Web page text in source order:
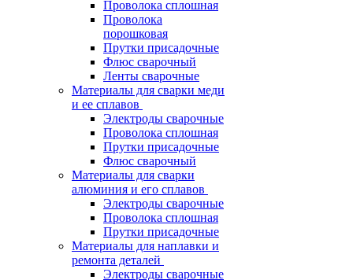
Проволока сплошная
Проволока
порошковая
Прутки присадочные
Флюс сварочный
Ленты сварочные
Материалы для сварки меди
и ее сплавов
Электроды сварочные
Проволока сплошная
Прутки присадочные
Флюс сварочный
Материалы для сварки
алюминия и его сплавов
Электроды сварочные
Проволока сплошная
Прутки присадочные
Материалы для наплавки и
ремонта деталей
Электроды сварочные